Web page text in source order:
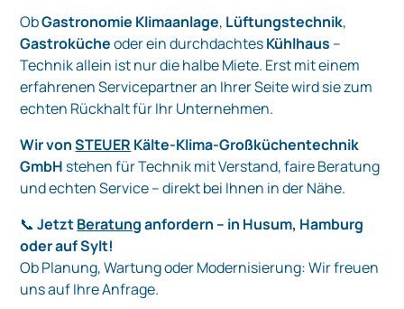
ObGastronomie Klimaanlage, Lüftungstechnik,
Gastrokücheoder ein durchdachtesKühlhaus –
Technik allein ist nur die halbe Miete. Erst mit einem
erfahrenen Servicepartner an Ihrer Seite wird sie zum
echten Rückhalt für Ihr Unternehmen.
Wir vonSTEUER Kälte-Klima-Großküchentechnik
GmbH stehen für Technik mit Verstand, faire Beratung
und echten Service – direkt bei Ihnen in der Nähe.
📞JetztBeratunganfordern – in Husum, Hamburg
oder auf Sylt!
Ob Planung, Wartung oder Modernisierung: Wir freuen
uns auf Ihre Anfrage.